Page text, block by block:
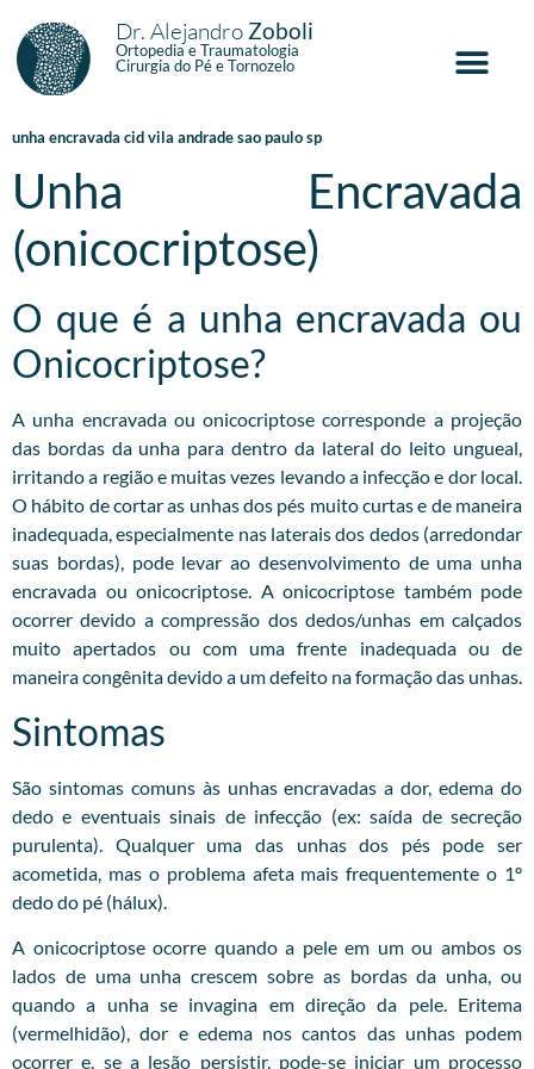
Dr. Alejandro Zoboli
Ortopedia e Traumatologia
Cirurgia do Pé e Tornozelo
unha encravada cid vila andrade sao paulo sp
Unha Encravada
(onicocriptose)
O que é a unha encravada ou
Onicocriptose?
A unha encravada ou onicocriptose corresponde a projeção
das bordas da unha para dentro da lateral do leito ungueal,
irritando a região e muitas vezes levando a infecção e dor local.
O hábito de cortar as unhas dos pés muito curtas e de maneira
inadequada, especialmente nas laterais dos dedos (arredondar
suas bordas), pode levar ao desenvolvimento de uma unha
encravada ou onicocriptose. A onicocriptose também pode
ocorrer devido a compressão dos dedos/unhas em calçados
muito apertados ou com uma frente inadequada ou de
maneira congênita devido a um defeito na formação das unhas.
Sintomas
São sintomas comuns às unhas encravadas a dor, edema do
dedo e eventuais sinais de infecção (ex: saída de secreção
purulenta). Qualquer uma das unhas dos pés pode ser
acometida, mas o problema afeta mais frequentemente o 1º
dedo do pé (hálux).
A onicocriptose ocorre quando a pele em um ou ambos os
lados de uma unha crescem sobre as bordas da unha, ou
quando a unha se invagina em direção da pele. Eritema
(vermelhidão), dor e edema nos cantos das unhas podem
ocorrer e, se a lesão persistir, pode-se iniciar um processo